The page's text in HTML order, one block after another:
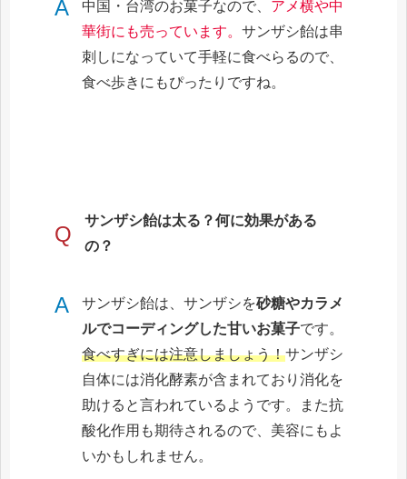
A 中国・台湾のお菓子なので、 アメ横や中
華街にも売っています。サンザシ飴は串
刺しになっていて手軽に食べらるので、
食べ歩きにもぴったりですね。
Q
サンザシ飴は太る？何に効果がある
の？
A サンザシ飴は、サンザシを砂糖やカラメ
ルでコーディングした甘いお菓子です。
食べすぎには注意しましょう！サンザシ
自体には消化酵素が含まれており消化を
助けると言われているようです。また抗
酸化作用も期待されるので、美容にもよ
いかもしれません。